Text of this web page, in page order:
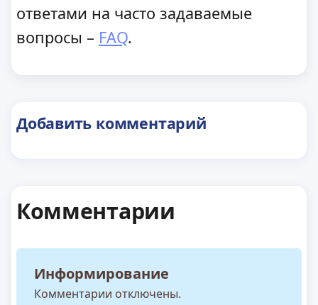
ответами на часто задаваемые
вопросы – FAQ.
Добавить комментарий
Комментарии
Информирование
Комментарии отключены.